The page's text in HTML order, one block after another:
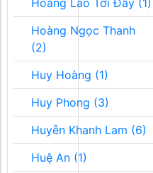
Hoàng Lão Tới Đây (1)
Hoàng Ngọc Thanh
(2)
Huy Hoàng (1)
Huy Phong (3)
Huyễn Khanh Lam (6)
Huệ An (1)